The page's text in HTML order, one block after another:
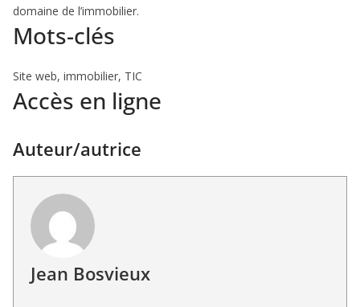
domaine de l’immobilier.
Mots-clés
Site web, immobilier, TIC
Accès en ligne
Auteur/autrice
Jean Bosvieux